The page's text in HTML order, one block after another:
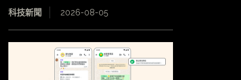
科技新聞 2026-08-05